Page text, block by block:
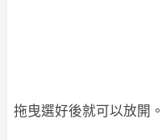
拖曳選好後就可以放開。